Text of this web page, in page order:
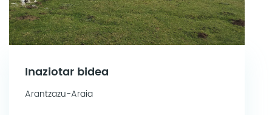
Inaziotar bidea
Arantzazu-Araia